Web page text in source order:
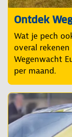
Ontdek
Wat je pech
overal
Wegenwacht
per maand.